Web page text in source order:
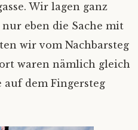
Wir lagen ganz
eben die Sache mit
wir vom Nachbarsteg
waren nämlich gleich
dem Fingersteg